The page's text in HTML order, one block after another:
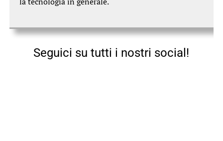
Seguici su tutti i nostri social!